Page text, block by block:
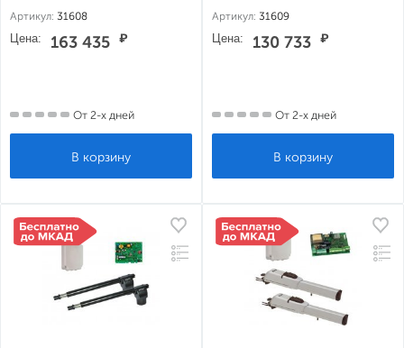
Артикул: 31608
Цена: 163 435 ₽
От 2-х дней
Артикул: 31609
Цена: 130 733 ₽
От 2-х дней